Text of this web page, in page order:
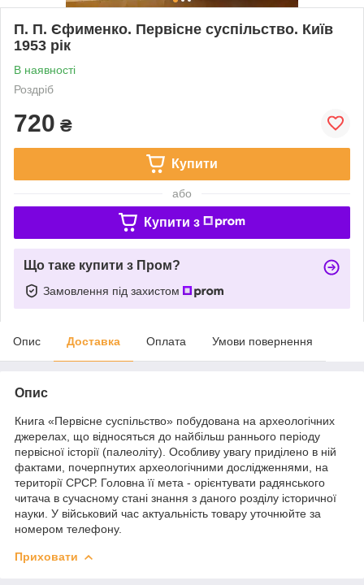
П. П. Єфименко. Первісне суспільство. Київ
1953 рік
В наявності
Роздріб
720 ₴
Купити
або
Купити з
Що таке купити з Пром?
Замовлення під захистом
Опис Доставка Оплата Умови повернення
Опис
Книга «Первісне суспільство» побудована на археологічних
джерелах, що відносяться до найбільш раннього періоду
первісної історії (палеоліту). Особливу увагу приділено в ній
фактами, почерпнутих археологічними дослідженнями, на
території СРСР. Головна її мета - орієнтувати радянського
читача в сучасному стані знання з даного розділу історичної
науки. У військовий час актуальність товару уточнюйте за
номером телефону.
Приховати